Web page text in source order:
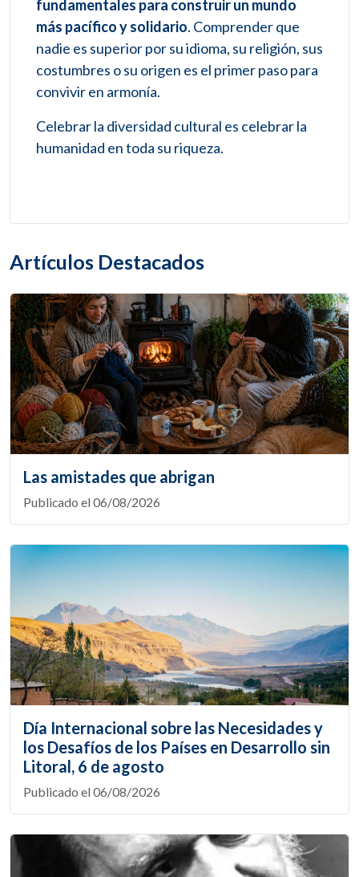
fundamentales para construir un mundo
más pacífico y solidario. Comprender que
nadie es superior por su idioma, su religión, sus
costumbres o su origen es el primer paso para
convivir en armonía.
Celebrar la diversidad cultural es celebrar la
humanidad en toda su riqueza.
Artículos Destacados
Las amistades que abrigan
Publicado el 06/08/2026
Día Internacional sobre las Necesidades y
los Desafíos de los Países en Desarrollo sin
Litoral, 6 de agosto
Publicado el 06/08/2026